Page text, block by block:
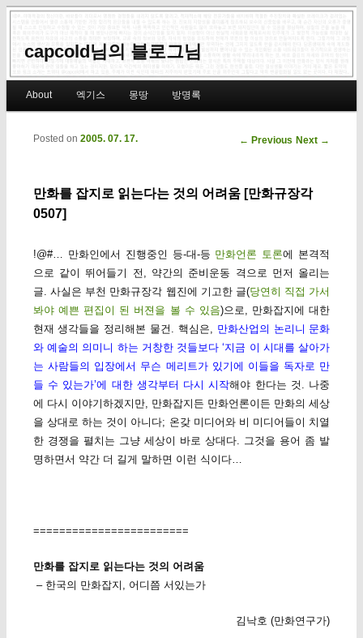
capcold님의 블로그님
Skip to primary content
Skip to secondary content
About 엑기스 몽땅 방명록
Post navigation
← Previous Next →
만화를 잡지로 읽는다는 것의 어려움 [만화규장각
0507]
Posted on 2005. 07. 17.
!@#… 만화인에서 진행중인 등-대-등 만화언론 토론에 본격적
으로 같이 뛰어들기 전, 약간의 준비운동 격으로 먼저 올리는
글. 사실은 부천 만화규장각 웹진에 기고한 글(당연히 직접 가서
봐야 예쁜 편집이 된 버젼을 볼 수 있음)으로, 만화잡지에 대한
현재 생각들을 정리해본 물건. 핵심은, 만화산업의 논리니 문화
와 예술의 의미니 하는 거창한 것들보다 ‘지금 이 시대를 살아가
는 사람들의 입장에서 무슨 메리트가 있기에 이들을 독자로 만
들 수 있는가’에 대한 생각부터 다시 시작해야 한다는 것. 나중
에 다시 이야기하겠지만, 만화잡지든 만화언론이든 만화의 세상
을 상대로 하는 것이 아니다; 온갖 미디어와 비 미디어들이 치열
한 경쟁을 펼치는 그냥 세상이 바로 상대다. 그것을 용어 좀 발
명하면서 약간 더 길게 말하면 이런 식이다…
========================
만화를 잡지로 읽는다는 것의 어려움
– 한국의 만화잡지, 어디쯤 서있는가
김낙호 (만화연구가)